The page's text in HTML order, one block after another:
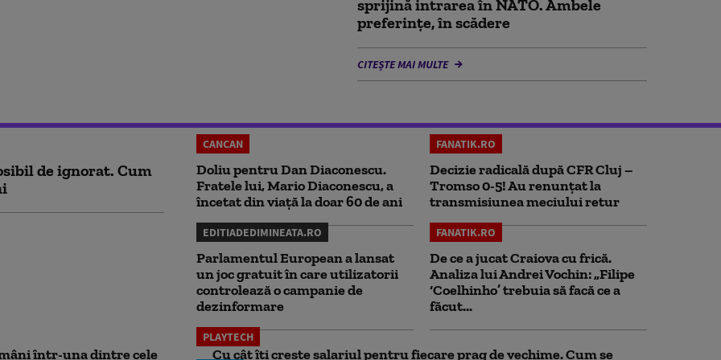
sprijină intrarea în NATO. Ambele
preferințe, în scădere
CITEȘTE MAI MULTE
de ignorat. Cum
CANCAN
Doliu pentru Dan Diaconescu.
Fratele lui, Mario Diaconescu, a
încetat din viață la doar 60 de ani
FANATIK.RO
Decizie radicală după CFR Cluj –
Tromso 0-5! Au renunțat la
transmisiunea meciului retur
EDITIADEDIMINEATA.RO
Parlamentul European a lansat
un joc gratuit în care utilizatorii
controlează o campanie de
dezinformare
FANATIK.RO
De ce a jucat Craiova cu frică.
Analiza lui Andrei Vochin: „Filipe
‘Coelhinho’ trebuia să facă ce a
făcut...
într-una dintre cele
PLAYTECH
Cu cât îți crește salariul pentru fiecare prag de vechime. Cum se